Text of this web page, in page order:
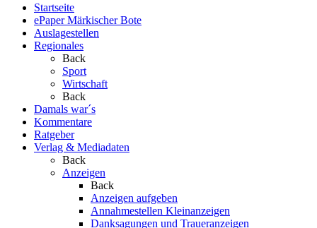
Startseite
ePaper Märkischer Bote
Auslagestellen
Regionales
Back
Sport
Wirtschaft
Back
Damals war´s
Kommentare
Ratgeber
Verlag & Mediadaten
Back
Anzeigen
Back
Anzeigen aufgeben
Annahmestellen Kleinanzeigen
Danksagungen und Traueranzeigen